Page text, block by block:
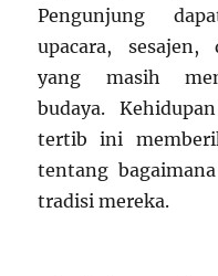
Pengunjung
upacara,
yang masih
budaya.
tertib ini
tentang
tradisi mereka.